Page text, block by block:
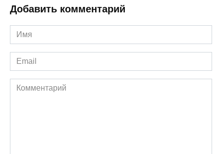
Добавить комментарий
Имя
*
Email
*
Комментарий